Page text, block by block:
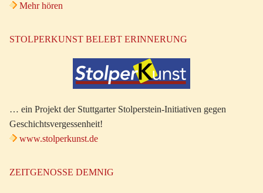
Mehr hören
STOLPERKUNST BELEBT ERINNERUNG
… ein Projekt der Stuttgarter Stolperstein-Initiativen gegen
Geschichtsvergessenheit!
www.stolperkunst.de
ZEITGENOSSE DEMNIG